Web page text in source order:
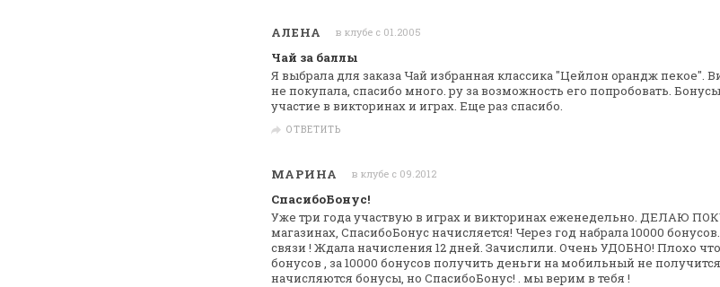
АЛЕНА в клубе с 01.2005
Чай за баллы
Я выбрала для заказа Чай избранная классика "Цейлон оранджпекое".
не покупала, спасибо много. ру за возможность его попробовать. Бонусы
участие в викторинах и играх. Еще раз спасибо.
ОТВЕТИТЬ
МАРИНА в клубе с 09.2012
СпасибоБонус!
Уже три года участвую в играх и викторинах еженедельно. ДЕЛАЮ
магазинах, СпасибоБонус начисляется! Через год набрала 10000 бонусов.
связи ! Ждала начисления 12дней. Зачислили. Очень УДОБНО! Плохо
бонусов , за 10000 бонусов получить деньги на мобильный не
начисляются бонусы, но СпасибоБонус! . мы верим в тебя !